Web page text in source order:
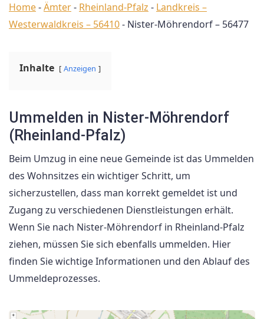
Home-Ämter- Rheinland-Pfalz - Landkreis –
Westerwaldkreis – 56410- Nister-Möhrendorf – 56477
Inhalte Anzeigen
Ummelden in Nister-Möhrendorf
(Rheinland-Pfalz)
Beim Umzug in eine neue Gemeinde ist das Ummelden
des Wohnsitzes ein wichtiger Schritt, um
sicherzustellen, dass man korrekt gemeldet ist und
Zugang zu verschiedenen Dienstleistungen erhält.
Wenn Sie nach Nister-Möhrendorf in Rheinland-Pfalz
ziehen, müssen Sie sich ebenfalls ummelden. Hier
finden Sie wichtige Informationen und den Ablauf des
Ummeldeprozesses.